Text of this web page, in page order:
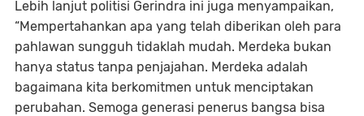
Lebih lanjut politisi Gerindra ini juga menyampaikan,
“Mempertahankan apa yang telah diberikan oleh para
pahlawan sungguh tidaklah mudah. Merdeka bukan
hanya status tanpa penjajahan. Merdeka adalah
bagaimana kita berkomitmen untuk menciptakan
perubahan. Semoga generasi penerus bangsa bisa